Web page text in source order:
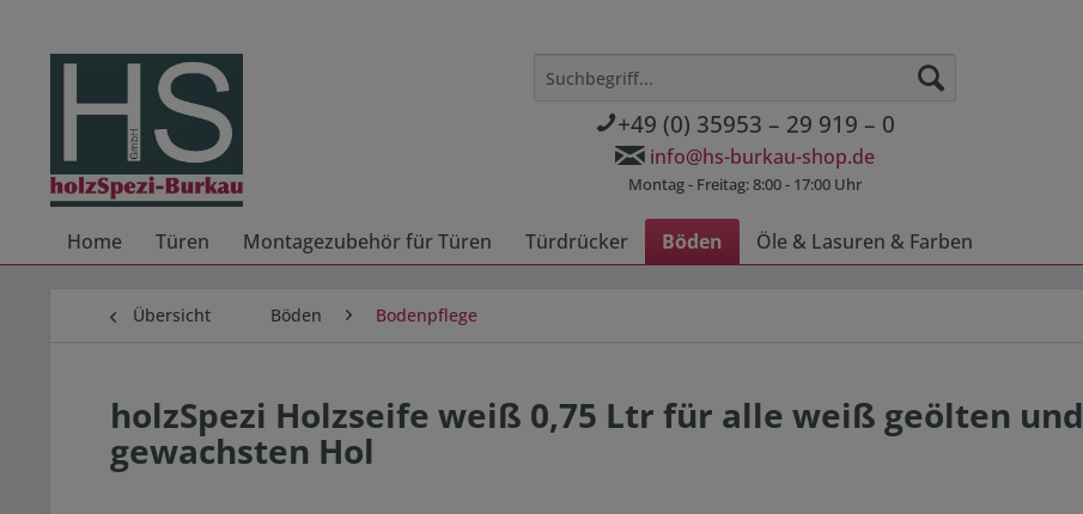
+49 (0) 35953 – 29 919 – 0
info@hs-burkau-shop.de
Montag - Freitag: 8:00 - 17:00 Uhr
Home Türen Montagezubehör für Türen Türdrücker Böden Öle & Lasuren & Farben
Übersicht Böden Bodenpflege
holzSpezi Holzseife weiß 0,75 Ltr für alle weiß geölten und
gewachsten Hol